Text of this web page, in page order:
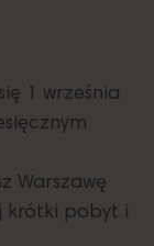
1 września
Warszawę
krótki pobyt i